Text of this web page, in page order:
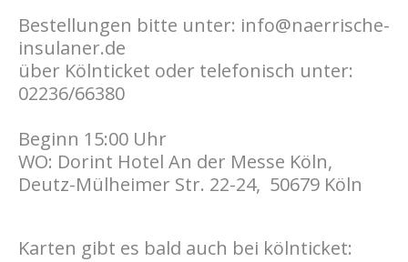
Bestellungen bitte unter: info@naerrische-
insulaner.de
über Kölnticket oder telefonisch unter:
02236/66380
Beginn 15:00 Uhr
WO: Dorint Hotel An der Messe Köln,
Deutz-Mülheimer Str. 22-24, 50679 Köln
Karten gibt es bald auch bei kölnticket: